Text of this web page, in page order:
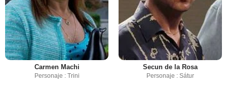
Carmen Machi
Personaje : Trini
Secun de la Rosa
Personaje : Sátur